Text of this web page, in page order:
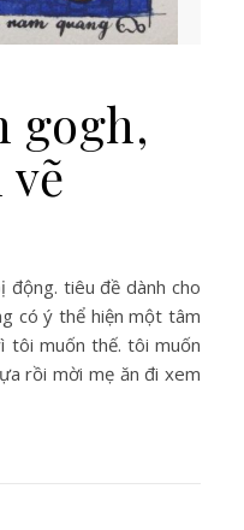
gogh,
tiêu đề dành cho
có ý thể hiện một tâm
tôi muốn thế. tôi muốn
rồi mời mẹ ăn đi xem